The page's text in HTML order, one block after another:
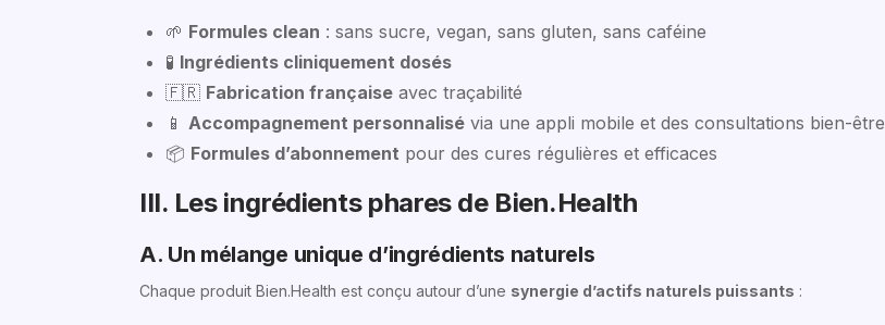
🌱 Formules clean : sans sucre, vegan, sans gluten, sans caféine
🧪 Ingrédients cliniquement dosés
🇫🇷 Fabrication française avec traçabilité
📱 Accompagnement personnalisé via une appli mobile et des consultations bien-être
📦 Formules d’abonnement pour des cures régulières et efficaces
III. Les ingrédients phares de Bien.Health
A. Un mélange unique d’ingrédients naturels
Chaque produit Bien.Health est conçu autour d’une synergie d’actifs naturels puissants :